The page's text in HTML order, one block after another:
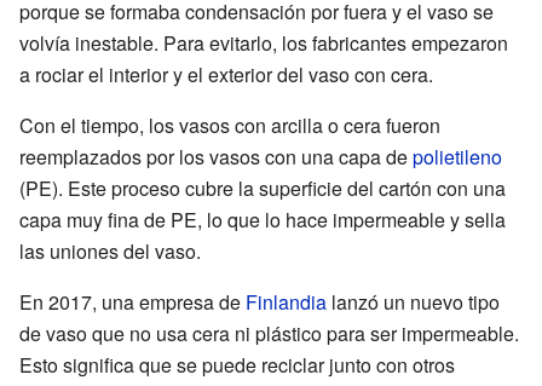
porque se formaba condensación por fuera y el vaso se
volvía inestable. Para evitarlo, los fabricantes empezaron
a rociar el interior y el exterior del vaso con cera.
Con el tiempo, los vasos con arcilla o cera fueron
reemplazados por los vasos con una capa depolietileno
(PE). Este proceso cubre la superficie del cartón con una
capa muy fina de PE, lo que lo hace impermeable y sella
las uniones del vaso.
En 2017, una empresa de Finlandia lanzó un nuevo tipo
de vaso que no usa cera ni plástico para ser impermeable.
Esto significa que se puede reciclar junto con otros